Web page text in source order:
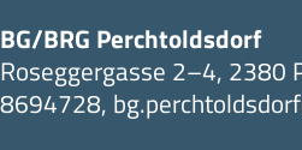
BG/BRG Perchtoldsdorf
Roseggergasse 2–4, 2380
8694728,